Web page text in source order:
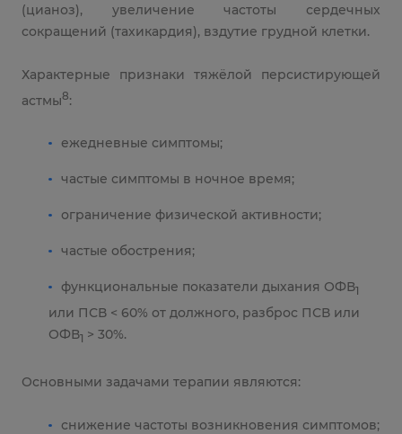
(цианоз), увеличение частоты сердечных
сокращений (тахикардия), вздутие грудной клетки.
Характерные признаки тяжёлой персистирующей
астмы8:
ежедневные симптомы;
частые симптомы в ночное время;
ограничение физической активности;
частые обострения;
функциональные показатели дыхания ОФВ1
или ПСВ < 60% от должного, разброс ПСВ или
ОФВ1 > 30%.
Основными задачами терапии являются:
снижение частоты возникновения симптомов;